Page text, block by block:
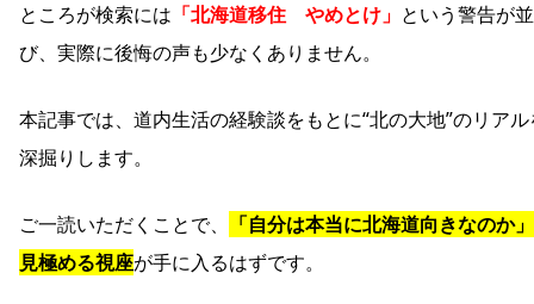
ところが検索には 「北海道移住 やめとけ」 という警告が並
び、実際に後悔の声も少なくありません。
本記事では、道内生活の経験談をもとに“北の大地”のリア
深掘りします。
ご一読いただくことで、
「自分は本当に北海道向きなのか
見極める視座が手に入るはずです。